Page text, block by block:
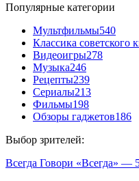
Популярные категории
Мультфильмы540
Классика советского
Видеоигры278
Музыка246
Рецепты239
Сериалы213
Фильмы198
Обзоры гаджетов186
Выбор зрителей:
Всегда Говори «Всегда» —